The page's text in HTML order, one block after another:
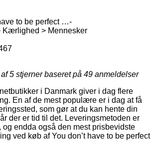
to be perfect …-
Kærlighed > Mennesker
5 stjerner baseret på 49 anmeldelser
i Danmark giver i dag flere
En af de mest populære er i dag at få
som gør at du kan hente din
der er tid til det. Leveringsmetoden er
og endda også den mest prisbevidste
ved køb af You don’t have to be perfect